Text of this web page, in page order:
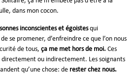
dans mon cocon.
inconscientes et égoistesqui
se promener, d’enfreindre ce que l’on nous
de tous, ça me met hors de moi. Ces
directement ou indirectement. Les soignants
qu’une chose: de rester chez nous.